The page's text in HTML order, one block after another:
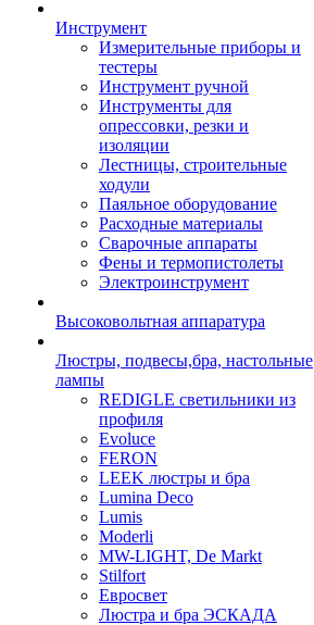
Инструмент
Измерительные приборы и
тестеры
Инструмент ручной
Инструменты для
опрессовки, резки и
изоляции
Лестницы, строительные
ходули
Паяльное оборудование
Расходные материалы
Сварочные аппараты
Фены и термопистолеты
Электроинструмент
Высоковольтная аппаратура
Люстры, подвесы,бра, настольные
лампы
REDIGLE светильники из
профиля
Evoluce
FERON
LEEK люстры и бра
Lumina Deco
Lumis
Moderli
MW-LIGHT, De Markt
Stilfort
Евросвет
Люстра и бра ЭСКАДА